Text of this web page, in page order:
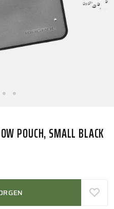
POUCH, SMALL BLACK